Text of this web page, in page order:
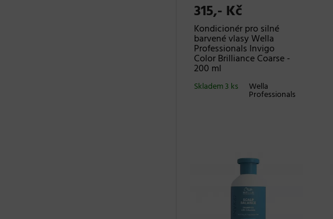
315,- Kč
Kondicionér pro silné
barvené vlasy Wella
Professionals Invigo
Color Brilliance Coarse -
200 ml
Wella
Professionals
Skladem 3 ks